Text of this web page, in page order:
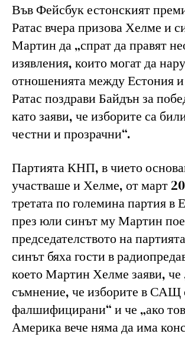
Във Фейсбук естонският
Ратас вчера призова Хелме и
Мартин да „спрат да правят
изявления, които могат да
отношенията между Естония
Ратас поздрави Байдън за
като заяви, че изборите са
честни и прозрачни“.
Партията КНП, в чието
участваше и Хелме, от март
третата по големина партия в
през юли синът му Мартин пое
председателството на
синът бяха гости в
което Мартин Хелме заяви, че
съмнение, че изборите в САЩ
фалшифицирани“ и че „ако
Америка вече няма да има